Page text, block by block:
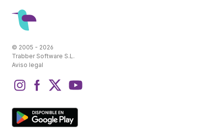
© 2005 - 2026
Trabber Software S.L.
Aviso legal